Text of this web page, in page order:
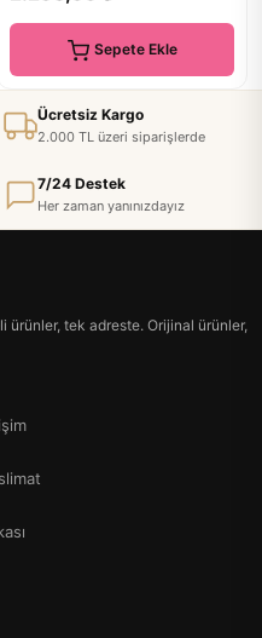
Sepete Ekle
Ücretsiz Kargo
2.000 TL üzeri siparişlerde
7/24 Destek
Her zaman yanınızdayız
tek adreste. Orijinal ürünler,